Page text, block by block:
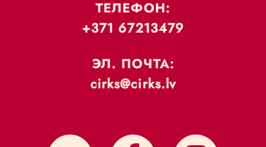
ТЕЛЕФОН:
+371 67213479
ЭЛ. ПОЧТА:
cirks@cirks.lv